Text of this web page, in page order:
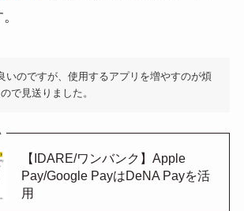
いのですが、使用するアプリを増やすのが煩
で見送りました。
【IDARE/ワンバンク】Apple
Pay/Google PayはDeNA Payを活
用